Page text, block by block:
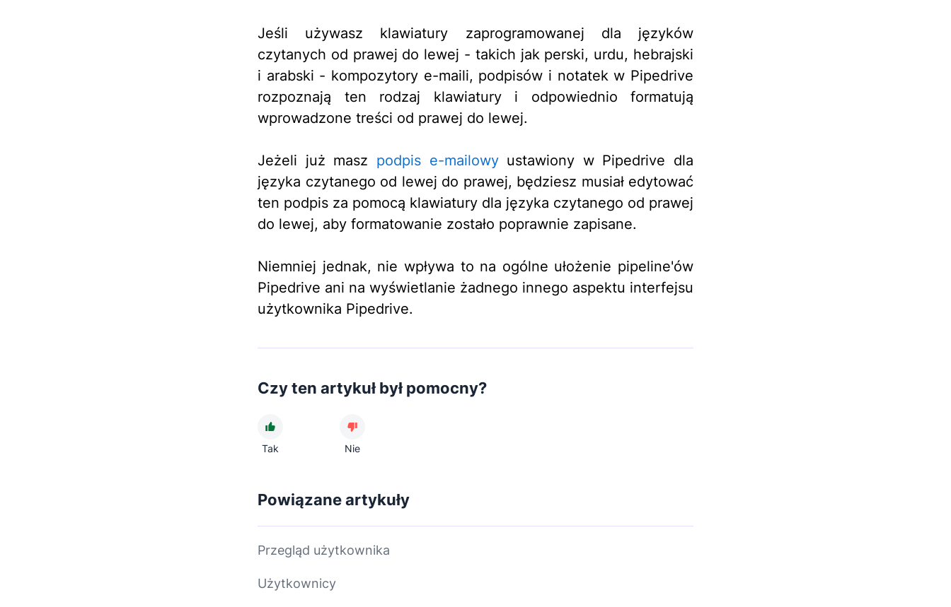
Jeśli używasz klawiatury zaprogramowanej dla języków
czytanych od prawej do lewej - takich jak perski, urdu, hebrajski
i arabski - kompozytory e-maili, podpisów i notatek w Pipedrive
rozpoznają ten rodzaj klawiatury i odpowiednio formatują
wprowadzone treści od prawej do lewej.
Jeżeli już masz podpis e-mailowyustawiony w Pipedrive dla
języka czytanego od lewej do prawej, będziesz musiał edytować
ten podpis za pomocą klawiatury dla języka czytanego od prawej
do lewej, aby formatowanie zostało poprawnie zapisane.
Niemniej jednak, nie wpływa to na ogólne ułożenie pipeline'ów
Pipedrive ani na wyświetlanie żadnego innego aspektu interfejsu
użytkownika Pipedrive.
Czy ten artykuł był pomocny?
Tak Nie
Powiązane artykuły
Przegląd użytkownika
Użytkownicy